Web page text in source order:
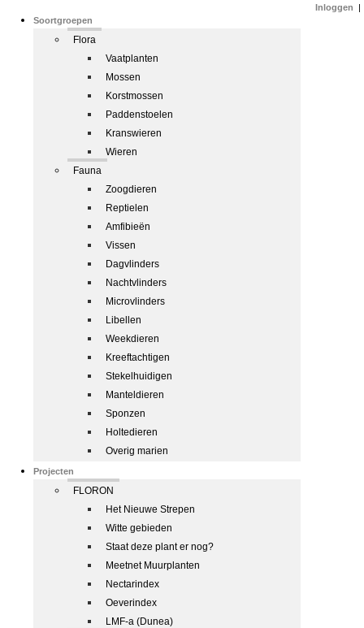
Soortgroepen
Flora
Vaatplanten
Mossen
Korstmossen
Paddenstoelen
Kranswieren
Wieren
Fauna
Zoogdieren
Reptielen
Amfibieën
Vissen
Dagvlinders
Nachtvlinders
Microvlinders
Libellen
Weekdieren
Kreeftachtigen
Stekelhuidigen
Manteldieren
Sponzen
Holtedieren
Overig marien
Projecten
FLORON
Het Nieuwe Strepen
Witte gebieden
Staat deze plant er nog?
Meetnet Muurplanten
Nectarindex
Oeverindex
LMF-a (Dunea)
Inloggen |